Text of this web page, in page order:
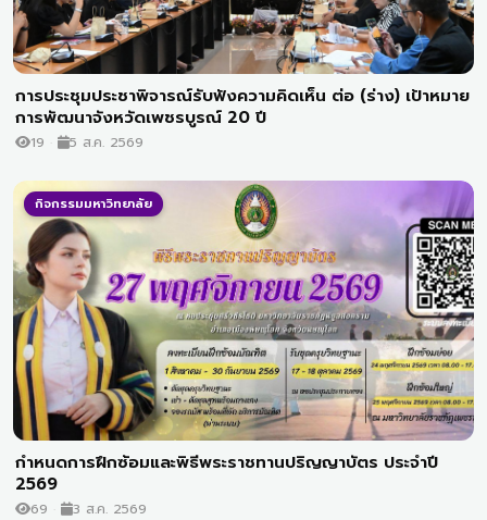
การประชุมประชาพิจารณ์รับฟังความคิดเห็น ต่อ (ร่าง) เป้าหมาย
การพัฒนาจังหวัดเพชรบูรณ์ 20 ปี
19 5 ส.ค. 2569
กิจกรรมมหาวิทยาลัย
กำหนดการฝึกซ้อมและพิธีพระราชทานปริญญาบัตร ประจำปี
2569
69 3 ส.ค. 2569